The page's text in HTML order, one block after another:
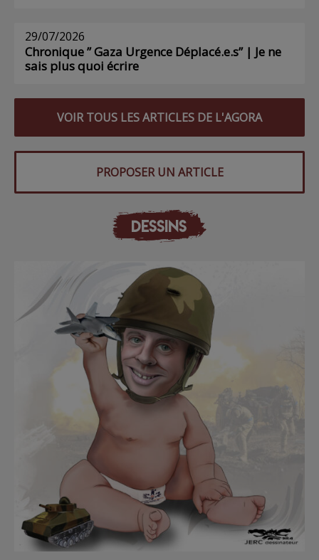
29/07/2026
Chronique ” Gaza Urgence Déplacé.e.s” | Je ne
sais plus quoi écrire
VOIR TOUS LES ARTICLES DE L'AGORA
PROPOSER UN ARTICLE
DESSINS